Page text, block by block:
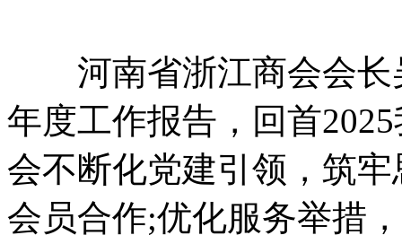
河南省浙江商会会长
年度工作报告，回首
会不断化党建引领，筑
会员合作;优化服务举措